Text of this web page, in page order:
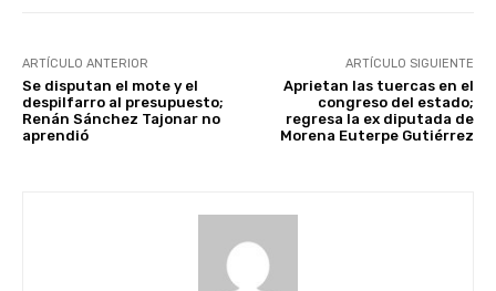
ARTÍCULO ANTERIOR
Se disputan el mote y el
despilfarro al presupuesto;
Renán Sánchez Tajonar no
aprendió
ARTÍCULO SIGUIENTE
Aprietan las tuercas en el
congreso del estado;
regresa la ex diputada de
Morena Euterpe Gutiérrez